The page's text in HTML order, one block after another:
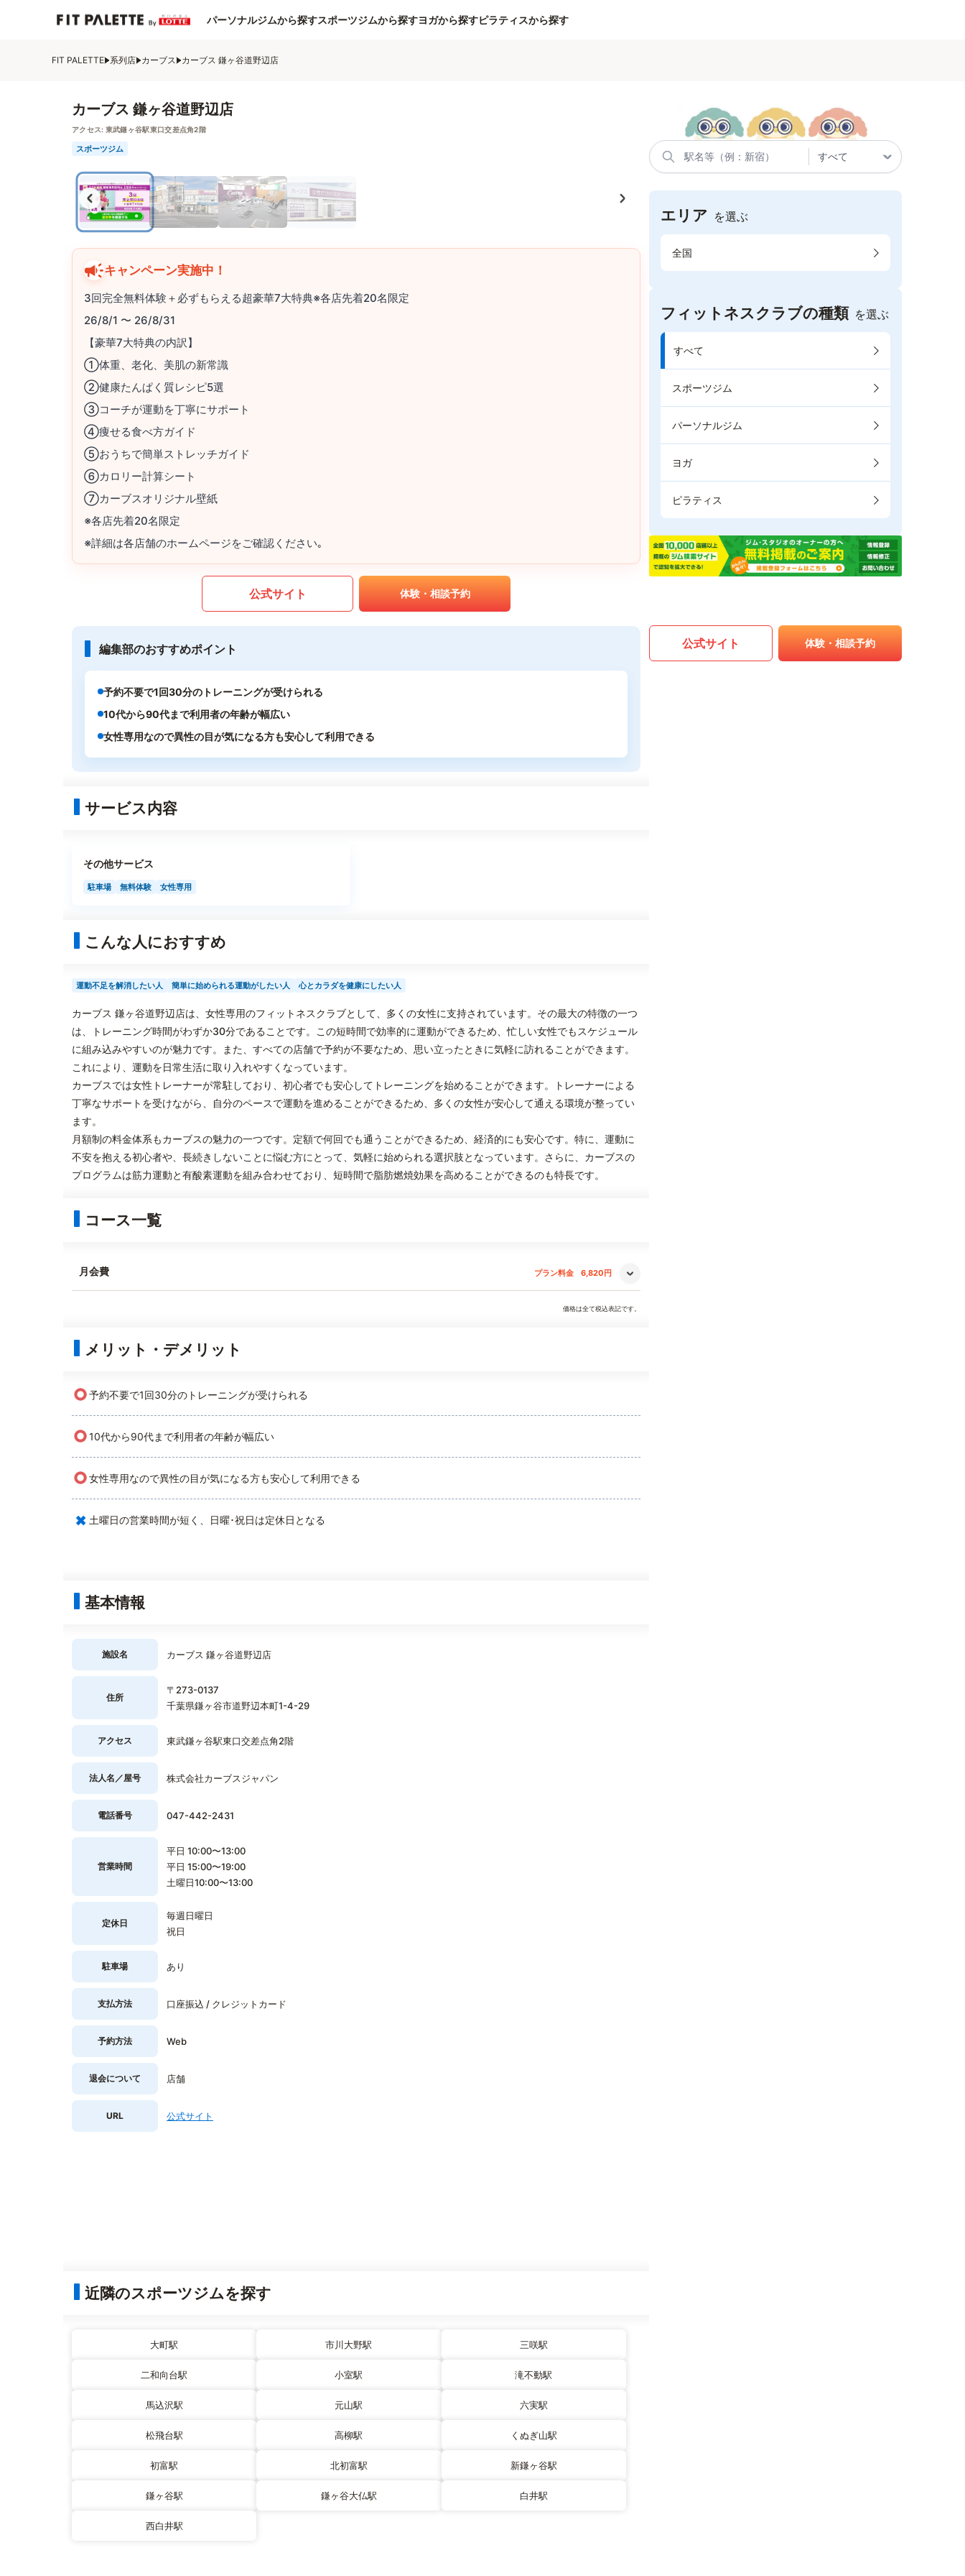
パーソナルジムから探すスポーツジムから探すヨガから探すピラティスから探す
FIT PALETTE 系列店 カーブス カーブス 鎌ヶ谷道野辺店
カーブス 鎌ヶ谷道野辺店
アクセス: 東武鎌ヶ谷駅東口交差点角2階
スポーツジム
キャンペーン実施中！
3回完全無料体験＋必ずもらえる超豪華7大特典※各店先着20名限定
26/8/1 〜 26/8/31
【豪華7大特典の内訳】
①体重、老化、美肌の新常識
②健康たんぱく質レシピ5選
③コーチが運動を丁寧にサポート
④痩せる食べ方ガイド
⑤おうちで簡単ストレッチガイド
⑥カロリー計算シート
⑦カーブスオリジナル壁紙
※各店先着20名限定
※詳細は各店舗のホームページをご確認ください｡
公式サイト 体験・相談予約
編集部のおすすめポイント
予約不要で1回30分のトレーニングが受けられる
10代から90代まで利用者の年齢が幅広い
女性専用なので異性の目が気になる方も安心して利用できる
サービス内容
その他サービス
駐車場 無料体験 女性専用
こんな人におすすめ
運動不足を解消したい人 簡単に始められる運動がしたい人 心とカラダを健康にしたい人
カーブス 鎌ヶ谷道野辺店は、女性専用のフィットネスクラブとして、多くの女性に支持されています。その最大の特徴の一つ
は、トレーニング時間がわずか30分であることです。この短時間で効率的に運動ができるため、忙しい女性でもスケジュール
に組み込みやすいのが魅力です。また、すべての店舗で予約が不要なため、思い立ったときに気軽に訪れることができます。
これにより、運動を日常生活に取り入れやすくなっています。
カーブスでは女性トレーナーが常駐しており、初心者でも安心してトレーニングを始めることができます。トレーナーによる
丁寧なサポートを受けながら、自分のペースで運動を進めることができるため、多くの女性が安心して通える環境が整ってい
ます。
月額制の料金体系もカーブスの魅力の一つです。定額で何回でも通うことができるため、経済的にも安心です。特に、運動に
不安を抱える初心者や、長続きしないことに悩む方にとって、気軽に始められる選択肢となっています。さらに、カーブスの
プログラムは筋力運動と有酸素運動を組み合わせており、短時間で脂肪燃焼効果を高めることができるのも特長です。
コース一覧
月会費 プラン料金 6,820円
価格は全て税込表記です。
メリット・デメリット
○予約不要で1回30分のトレーニングが受けられる
○10代から90代まで利用者の年齢が幅広い
○女性専用なので異性の目が気になる方も安心して利用できる
× 土曜日の営業時間が短く、日曜･祝日は定休日となる
基本情報
施設名 カーブス 鎌ヶ谷道野辺店
住所
〒273-0137
千葉県鎌ヶ谷市道野辺本町1-4-29
アクセス 東武鎌ヶ谷駅東口交差点角2階
法人名／屋号 株式会社カーブスジャパン
電話番号 047-442-2431
営業時間
平日 10:00〜13:00
平日 15:00〜19:00
土曜日10:00〜13:00
定休日
毎週日曜日
祝日
駐車場 あり
支払方法 口座振込 / クレジットカード
予約方法 Web
退会について 店舗
URL 公式サイト
近隣のスポーツジムを探す
大町駅 市川大野駅 三咲駅
二和向台駅 小室駅 滝不動駅
馬込沢駅 元山駅 六実駅
松飛台駅 高柳駅 くぬぎ山駅
初富駅 北初富駅 新鎌ヶ谷駅
鎌ヶ谷駅 鎌ヶ谷大仏駅 白井駅
西白井駅
エリア を選ぶ
全国
フィットネスクラブの種類 を選ぶ
すべて
スポーツジム
パーソナルジム
ヨガ
ピラティス
公式サイト 体験・相談予約